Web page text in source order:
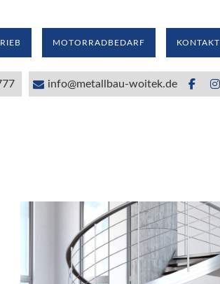
MOTORRADBEDARF KONTAKT
info@metallbau-woitek.de